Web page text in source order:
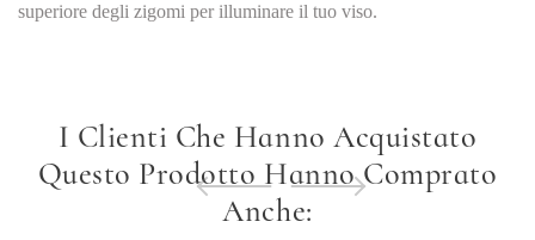
superiore degli zigomi per illuminare il tuo viso.
I Clienti Che Hanno Acquistato
Questo Prodotto Hanno Comprato
Anche: